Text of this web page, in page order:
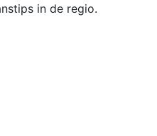
in de regio.